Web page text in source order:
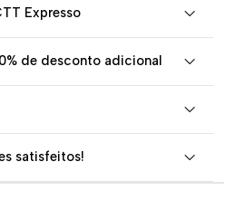
Expresso
de desconto adicional
satisfeitos!